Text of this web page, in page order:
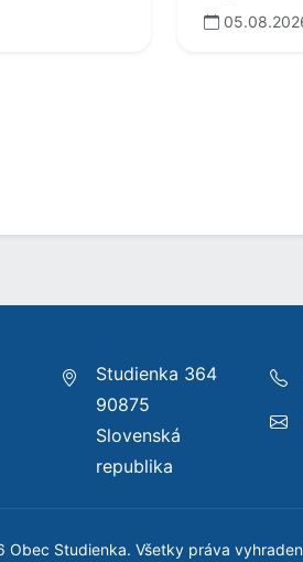
Studienka 364
90875
Slovenská
republika
Obec Studienka. Všetky práva